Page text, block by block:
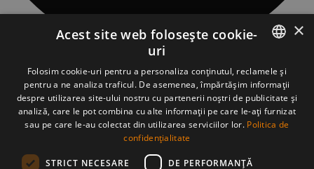
Sat Piatra Fântânele, Str. Obcioara nr.97, Comuna Tiha Bârgăului,
427363, jud. Bistrița-Năsăud, România
asociatia@tasuleasasocial.ro
DETALII ASOCIAȚIE
ASOCIAȚIA TĂȘULEASA SOCIAL
CUI: RO13681966
IBAN Via Transilvanica:
ROMANIAN
×
Acest site web folosește cookie-
uri
Folosim cookie-uri pentru a personaliza conținutul, reclamele și
pentru a ne analiza traficul. De asemenea, împărtășim informații
despre utilizarea site-ului nostru cu partenerii noștri de publicitate și
analiză, care le pot combina cu alte informații pe care le-ați furnizat
sau pe care le-au colectat din utilizarea serviciilor lor. Politica de
confidențialitate
STRICT NECESARE DE PERFORMANȚĂ